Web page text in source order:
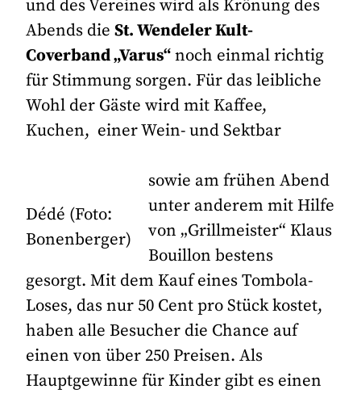
und des Vereines wird als Krönung des
Abends dieSt. Wendeler Kult-
Coverband „Varus“noch einmal richtig
für Stimmung sorgen. Für das leibliche
Wohl der Gäste wird mit Kaffee,
Kuchen, einer Wein- und Sektbar
Dédé (Foto:
Bonenberger)
sowie am frühen Abend
unter anderem mit Hilfe
von „Grillmeister“ Klaus
Bouillon bestens
gesorgt. Mit dem Kauf eines Tombola-
Loses, das nur 50 Cent pro Stück kostet,
haben alle Besucher die Chance auf
einen von über 250 Preisen. Als
Hauptgewinne für Kinder gibt es einen